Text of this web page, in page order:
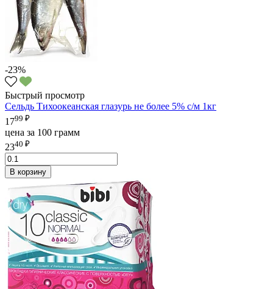
-23%
Быстрый просмотр
Сельдь Тихоокеанская глазурь не более 5% с/м 1кг
1799 ₽
цена за 100 грамм
2340 ₽
В корзину